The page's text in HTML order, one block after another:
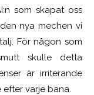
som skapat oss
nya mechen vi
För någon som
skulle detta
är irriterande
varje bana.